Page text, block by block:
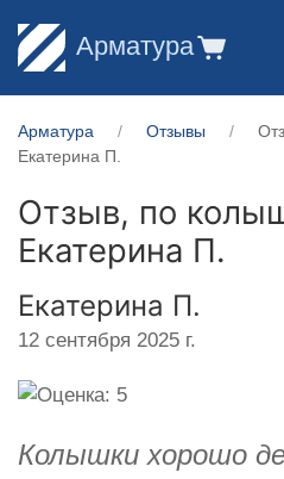
Арматура
Арматура Отзывы
Екатерина П.
Отзыв, по
Екатерина П.
Екатерина П.
12 сентября 2025 г.
Колышки хорошо